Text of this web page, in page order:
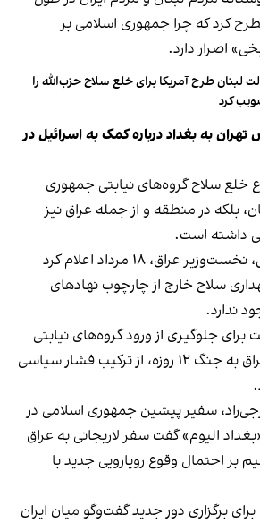
کرد که چرا جمهوری اسلامی بر
اصرار دارد.
لبنان طرح آمریکا برای خلع سلاح حزب‌الله را
کرد
تهران به بغداد درباره کمک به اسرائیل در
خلع سلاح گروه‌های نیابتی جمهوری
بلکه در منطقه و از جمله عراق نیز
داشته است.
محمد شیاع السودانی، نخست‌وزیر عراق، ۱۸ مرداد اعلام کرد
سلاح خارج از چارچوب نهادهای
ندارد.
برای جلوگیری از ورود گروه‌های نیابتی
جمهوری اسلامی در عراق به جنگ ۱۲ روزه، از ترکیب فشار سیاسی
سفیر پیشین جمهوری اسلامی در
الیوم» گفت سفر لاریجانی به عراق
بر احتمال وقوع رویارویی جدید با
برای برگزاری دور جدید گفت‌وگو میان ایران